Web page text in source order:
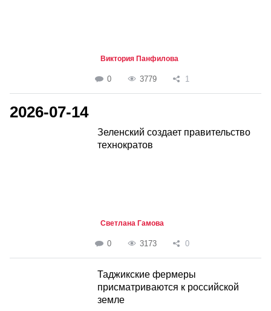
Виктория Панфилова
0 3779 1
2026-07-14
Зеленский создает правительство
технократов
Светлана Гамова
0 3173 0
Таджикские фермеры
присматриваются к российской
земле